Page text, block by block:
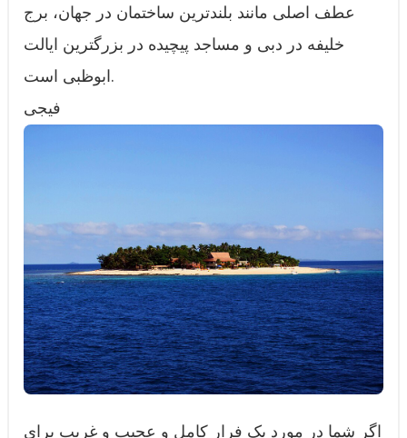
عطف اصلی مانند بلندترین ساختمان در جهان، برج
خلیفه در دبی و مساجد پیچیده در بزرگترین ایالت
ابوظبی است.
فیجی
اگر شما در مورد یک فرار کامل و عجیب و غریب برای